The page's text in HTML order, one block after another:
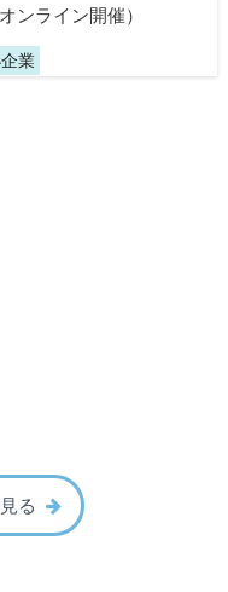
ンライン開催）
業
る